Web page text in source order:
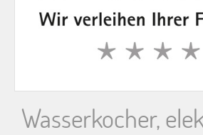
h
Wasserkocher,